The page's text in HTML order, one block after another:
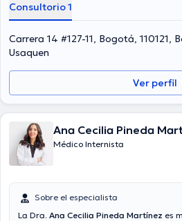
Consultorio 1
Carrera 14 #127-11, Bogotá, 110121,
Usaquen
Ver perfil
Ana Cecilia Pineda
Médico Internista
Sobre el especialista
La Dra. Ana Cecilia Pineda Martínez es